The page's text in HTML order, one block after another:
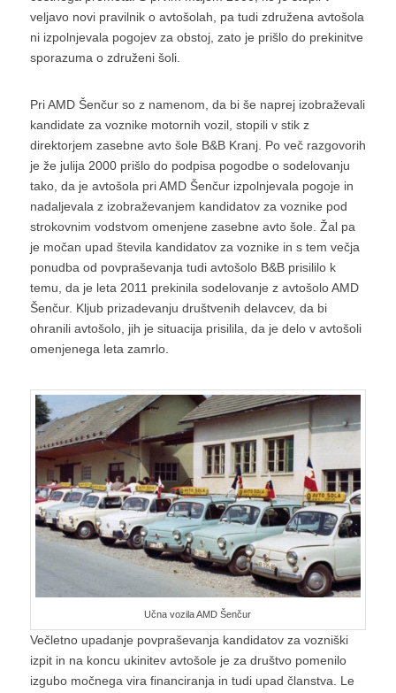
veljavo novi pravilnik o avtošolah, pa tudi združena avtošola
ni izpolnjevala pogojev za obstoj, zato je prišlo do prekinitve
sporazuma o združeni šoli.
Pri AMD Šenčur so z namenom, da bi še naprej izobraževali
kandidate za voznike motornih vozil, stopili v stik z
direktorjem zasebne avto šole B&B Kranj. Po več razgovorih
je že julija 2000 prišlo do podpisa pogodbe o sodelovanju
tako, da je avtošola pri AMD Šenčur izpolnjevala pogoje in
nadaljevala z izobraževanjem kandidatov za voznike pod
strokovnim vodstvom omenjene zasebne avto šole. Žal pa
je močan upad števila kandidatov za voznike in s tem večja
ponudba od povpraševanja tudi avtošolo B&B prisililo k
temu, da je leta 2011 prekinila sodelovanje z avtošolo AMD
Šenčur. Kljub prizadevanju društvenih delavcev, da bi
ohranili avtošolo, jih je situacija prisilila, da je delo v avtošoli
omenjenega leta zamrlo.
Učna vozila AMD Šenčur
Večletno upadanje povpraševanja kandidatov za vozniški
izpit in na koncu ukinitev avtošole je za društvo pomenilo
izgubo močnega vira financiranja in tudi upad članstva. Le